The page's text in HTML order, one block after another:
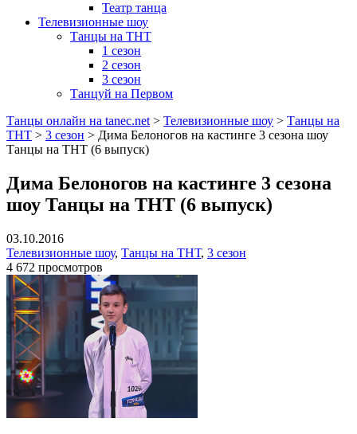
Театр танца
Телевизионные шоу
Танцы на ТНТ
1 сезон
2 сезон
3 сезон
Танцуй на Первом
Танцы онлайн на tanec.net > Телевизионные шоу > Танцы на
ТНТ > 3 сезон > Дима Белоногов на кастинге 3 сезона шоу
Танцы на ТНТ (6 выпуск)
Дима Белоногов на кастинге 3 сезона
шоу Танцы на ТНТ (6 выпуск)
03.10.2016
Телевизионные шоу, Танцы на ТНТ, 3 сезон
4 672 просмотров